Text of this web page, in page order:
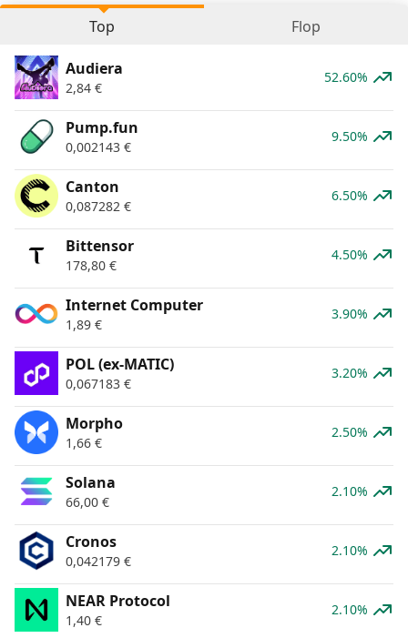
Top Flop
Audiera
2,84 €
52.60%
Pump.fun
0,002143 €
9.50%
Canton
0,087282 €
6.50%
Bittensor
178,80 €
4.50%
Internet Computer
1,89 €
3.90%
POL (ex-MATIC)
0,067183 €
3.20%
Morpho
1,66 €
2.50%
Solana
66,00 €
2.10%
Cronos
0,042179 €
2.10%
NEAR Protocol
1,40 €
2.10%